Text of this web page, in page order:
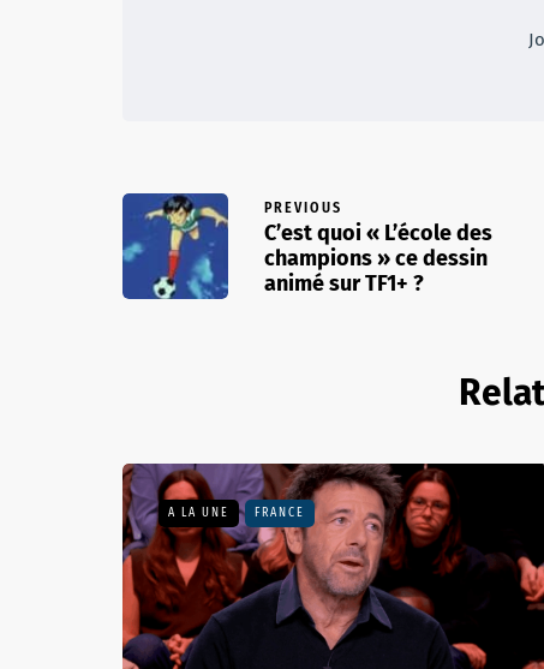
PREVIOUS
C’est quoi « L’école des
champions » ce dessin
animé sur TF1+ ?
A LA UNE FRANCE